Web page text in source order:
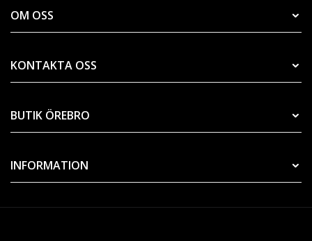
OM OSS
KONTAKTA OSS
BUTIK ÖREBRO
INFORMATION